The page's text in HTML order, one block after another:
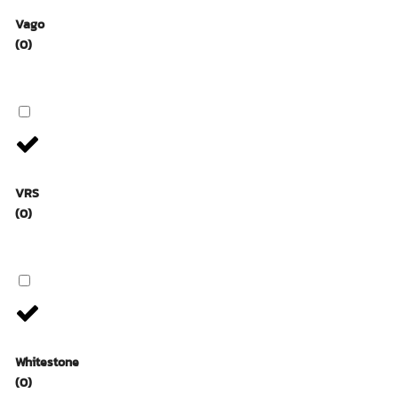
Vago
(0)
VRS
(0)
Whitestone
(0)